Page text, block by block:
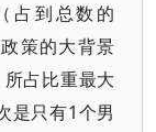
占到总数的
策的大背景
占比重最大
是只有1个男